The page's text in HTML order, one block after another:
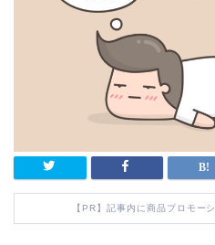
【PR】記事内に商品プロモー